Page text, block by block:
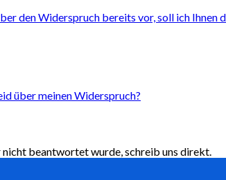
den Widerspruch bereits vor, soll ich Ihnen
über meinen Widerspruch?
nicht beantwortet wurde, schreib uns direkt.